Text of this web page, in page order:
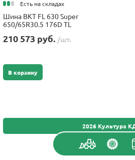
Есть на складах
Шина BKT FL 630 Super
650/65R30.5 176D TL
210 573 руб. /шт.
В корзину
2026 Культура